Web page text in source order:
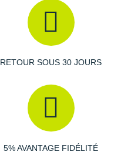
RETOUR SOUS 30 JOURS
5% AVANTAGE FIDÉLITÉ